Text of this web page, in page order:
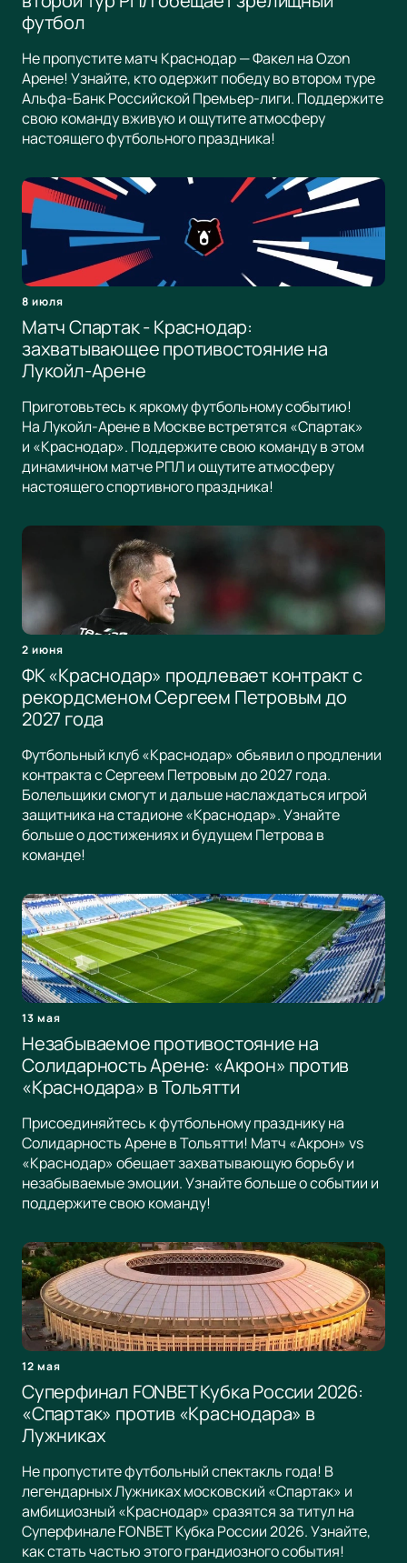
футбол
Не пропустите матч Краснодар — Факел на Ozon
Арене! Узнайте, кто одержит победу во втором туре
Альфа-Банк Российской Премьер-лиги. Поддержите
свою команду вживую и ощутите атмосферу
настоящего футбольного праздника!
8 июля
Матч Спартак - Краснодар:
захватывающее противостояние на
Лукойл-Арене
Приготовьтесь к яркому футбольному событию!
На Лукойл-Арене в Москве встретятся «Спартак»
и «Краснодар». Поддержите свою команду в этом
динамичном матче РПЛ и ощутите атмосферу
настоящего спортивного праздника!
2 июня
ФК «Краснодар» продлевает контракт с
рекордсменом Сергеем Петровым до
2027 года
Футбольный клуб «Краснодар» объявил о продлении
контракта с Сергеем Петровым до 2027 года.
Болельщики смогут и дальше наслаждаться игрой
защитника на стадионе «Краснодар». Узнайте
больше о достижениях и будущем Петрова в
команде!
13 мая
Незабываемое противостояние на
Солидарность Арене: «Акрон» против
«Краснодара» в Тольятти
Присоединяйтесь к футбольному празднику на
Солидарность Арене в Тольятти! Матч «Акрон» vs
«Краснодар» обещает захватывающую борьбу и
незабываемые эмоции. Узнайте больше о событии и
поддержите свою команду!
12 мая
Суперфинал FONBET Кубка России 2026:
«Спартак» против «Краснодара» в
Лужниках
Не пропустите футбольный спектакль года! В
легендарных Лужниках московский «Спартак» и
амбициозный «Краснодар» сразятся за титул на
Суперфинале FONBET Кубка России 2026. Узнайте,
как стать частью этого грандиозного события!